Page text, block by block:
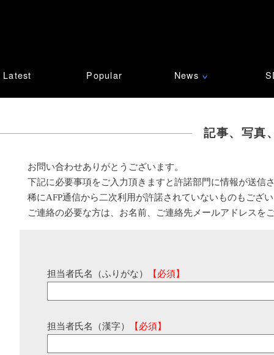
Latest Popular News ∨
記事、写真
お問い合わせありがとうございます。
下記に必要事項をご入力頂きますと許諾部門に情報が送信
稀にAFP通信から二次利用が許諾されていないものもござ
ご連絡の必要な方は、お名前、ご連絡先メールアドレスを
担当者氏名（ふりがな） 【必須】
担当者氏名（漢字） 【必須】